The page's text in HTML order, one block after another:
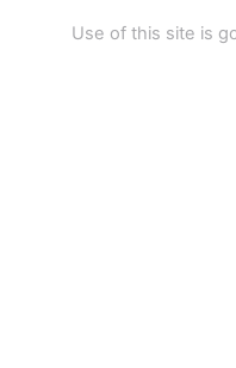
Use of this site is